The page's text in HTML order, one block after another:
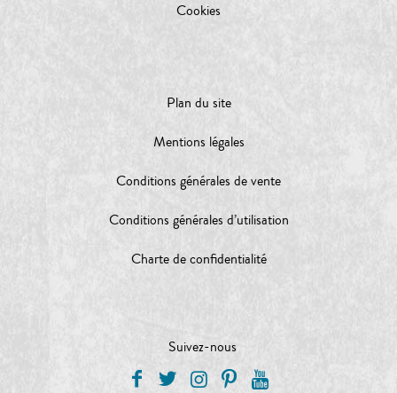
Cookies
Plan du site
Mentions légales
Conditions générales de vente
Conditions générales d’utilisation
Charte de confidentialité
Suivez-nous